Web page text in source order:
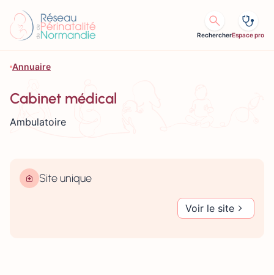
RechercherEspace pro
Annuaire
Cabinet médical
Ambulatoire
Site unique
Voir le site